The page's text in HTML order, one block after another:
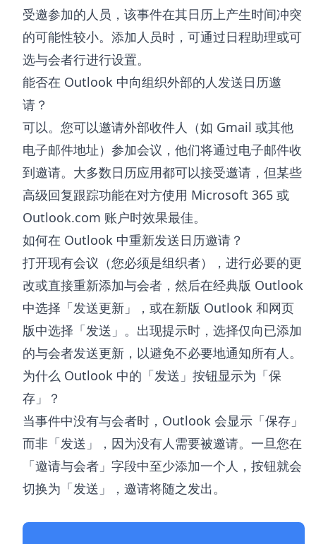
受邀参加的人员，该事件在其日历上产生时间冲突
的可能性较小。添加人员时，可通过日程助理或可
选与会者行进行设置。
能否在 Outlook 中向组织外部的人发送日历邀
请？
可以。您可以邀请外部收件人（如 Gmail 或其他
电子邮件地址）参加会议，他们将通过电子邮件收
到邀请。大多数日历应用都可以接受邀请，但某些
高级回复跟踪功能在对方使用 Microsoft 365 或
Outlook.com 账户时效果最佳。
如何在 Outlook 中重新发送日历邀请？
打开现有会议（您必须是组织者），进行必要的更
改或直接重新添加与会者，然后在经典版 Outlook
中选择「发送更新」，或在新版 Outlook 和网页
版中选择「发送」。出现提示时，选择仅向已添加
的与会者发送更新，以避免不必要地通知所有人。
为什么 Outlook 中的「发送」按钮显示为「保
存」？
当事件中没有与会者时，Outlook 会显示「保存」
而非「发送」，因为没有人需要被邀请。一旦您在
「邀请与会者」字段中至少添加一个人，按钮就会
切换为「发送」，邀请将随之发出。